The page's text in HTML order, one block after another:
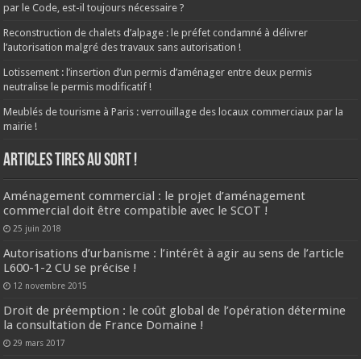
par le Code, est-il toujours nécessaire ?
Reconstruction de chalets d’alpage : le préfet condamné à délivrer
l’autorisation malgré des travaux sans autorisation !
Lotissement : l’insertion d’un permis d’aménager entre deux permis
neutralise le permis modificatif !
Meublés de tourisme à Paris : verrouillage des locaux commerciaux par la
mairie !
ARTICLES TIRES AU SORT !
Aménagement commercial : le projet d’aménagement
commercial doit être compatible avec le SCOT !
25 juin 2018
Autorisations d’urbanisme : l’intérêt à agir au sens de l’article
L600-1-2 CU se précise !
12 novembre 2015
Droit de préemption : le coût global de l’opération détermine
la consultation de France Domaine !
29 mars 2017